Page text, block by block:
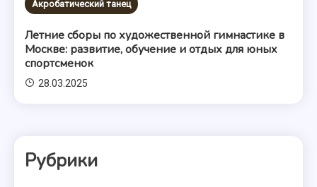
Акробатический танец
Летние сборы по художественной гимнастике в
Москве: развитие, обучение и отдых для юных
спортсменок
28.03.2025
Рубрики